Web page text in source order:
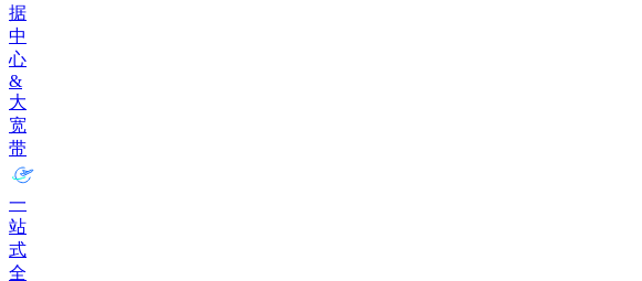
据
中
心
&
大
宽
带
一
站
式
全